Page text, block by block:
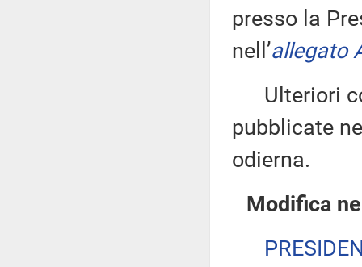
presso la
nell’allegato
Ulteriori
pubblicate
odierna.
Modifica